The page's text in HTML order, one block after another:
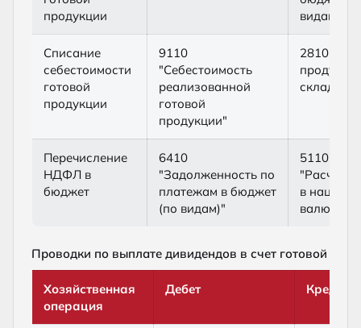
продукции
видам)"
Списание
себестоимости
готовой
продукции
9110
"Себестоимость
реализованной
готовой
продукции"
2810
складе"
Перечисление
НДФЛ в
бюджет
6410
"Задолженность по
платежам в бюджет
(по видам)"
5110
в
валюте"
Проводки по выплате дивидендов в счет готовой
Хозяйственная
операция
Дебет Кредит